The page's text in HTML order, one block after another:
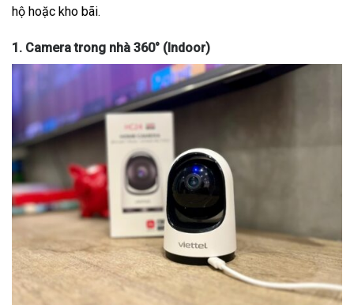
hộ hoặc kho bãi.
1. Camera trong nhà 360° (Indoor)